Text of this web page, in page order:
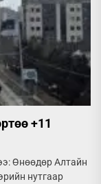
+11
Өнөөдөр Алтайн
нутгаар